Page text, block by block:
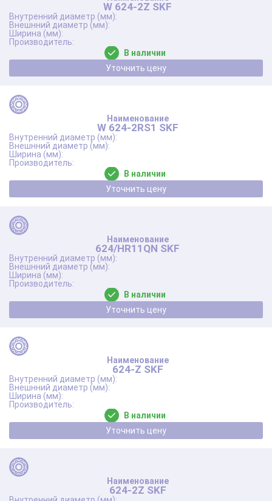
W 624-2Z SKF
В наличии
Уточнить цену
W 624-2RS1 SKF
В наличии
Уточнить цену
624/HR11QN SKF
В наличии
Уточнить цену
624-Z SKF
В наличии
Уточнить цену
624-2Z SKF